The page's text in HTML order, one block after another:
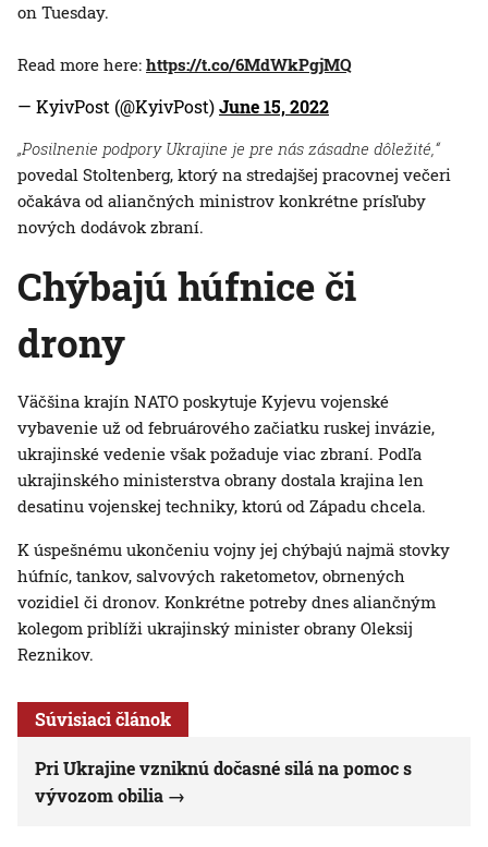
on Tuesday.
Read more here: https://t.co/6MdWkPgjMQ
— KyivPost (@KyivPost)June 15, 2022
„Posilnenie podpory Ukrajine je pre nás zásadne dôležité,“
povedal Stoltenberg, ktorý na stredajšej pracovnej večeri
očakáva od aliančných ministrov konkrétne prísľuby
nových dodávok zbraní.
Chýbajú húfnice či
drony
Väčšina krajín NATO poskytuje Kyjevu vojenské
vybavenie už od februárového začiatku ruskej invázie,
ukrajinské vedenie však požaduje viac zbraní. Podľa
ukrajinského ministerstva obrany dostala krajina len
desatinu vojenskej techniky, ktorú od Západu chcela.
K úspešnému ukončeniu vojny jej chýbajú najmä stovky
húfníc, tankov, salvových raketometov, obrnených
vozidiel či dronov. Konkrétne potreby dnes aliančným
kolegom priblíži ukrajinský minister obrany Oleksij
Reznikov.
Súvisiaci článok
Pri Ukrajine vzniknú dočasné silá na pomoc s
vývozom obilia